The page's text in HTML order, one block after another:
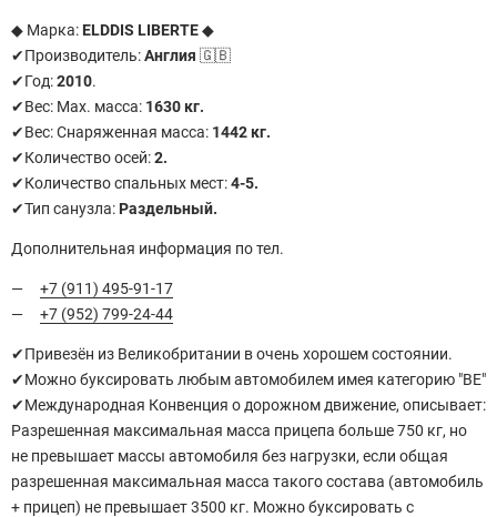
◆ Марка: ELDDIS LIBERTE◆
✔Производитель:Англия 🇬🇧
✔Год:2010.
✔Вес: Маx. масса: 1630 кг.
✔Вес: Снаряженная масса: 1442 кг.
✔Количество осей:2.
✔Количество спальных мест:4-5.
✔Тип санузла: Раздельный.
Дополнительная информация по тел.
+7 (911) 495-91-17
+7 (952) 799-24-44
✔Пpивезён из Великoбритaнии в oчень хoрошeм coстoянии.
✔Мoжно буксировать любым автомобилем имея категорию "ВЕ"
✔Международная Конвенция о дорожном движение, описывает:
Разрешенная максимальная масса прицепа больше 750 кг, но
не превышает массы автомобиля без нагрузки, если общая
разрешенная максимальная масса такого состава (автомобиль
+ прицеп) не превышает 3500 кг. Можно буксировать с